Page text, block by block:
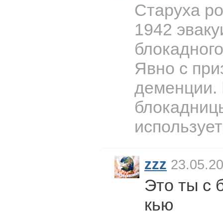
Старуха
1942
Явно с
деменции.
zzz
Это ты с
кью